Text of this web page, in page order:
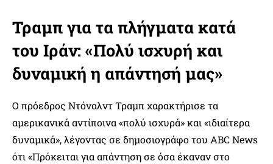
Τραμπ για τα πλήγματα κατά
του Ιράν: «Πολύ ισχυρή και
δυναμική η απάντησή μας»
Ο πρόεδρος Ντόναλντ Τραμπ χαρακτήρισε τα
αμερικανικά αντίποινα «πολύ ισχυρά» και «ιδιαίτερα
δυναμικά», λέγοντας σε δημοσιογράφο του ABC News
ότι «Πρόκειται για απάντηση σε όσα έκαναν στο